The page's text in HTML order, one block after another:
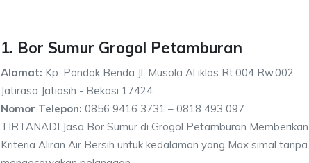
1. Bor Sumur Grogol Petamburan
Alamat: Kp. Pondok Benda Jl. Musola Al iklas Rt.004 Rw.002
Jatirasa Jatiasih - Bekasi 17424
Nomor Telepon: 0856 9416 3731 – 0818 493 097
TIRTANADI Jasa Bor Sumur di Grogol Petamburan Memberikan
Kriteria Aliran Air Bersih untuk kedalaman yang Max simal tanpa